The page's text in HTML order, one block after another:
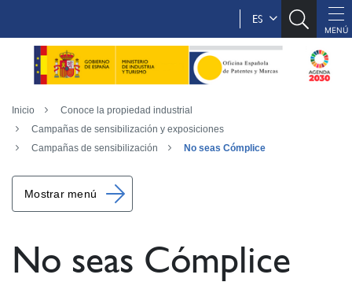
ES
Inicio
Conoce la propiedad industrial
Campañas de sensibilización y exposiciones
Campañas de sensibilización
No seas Cómplice
Mostrar menú
No seas Cómplice